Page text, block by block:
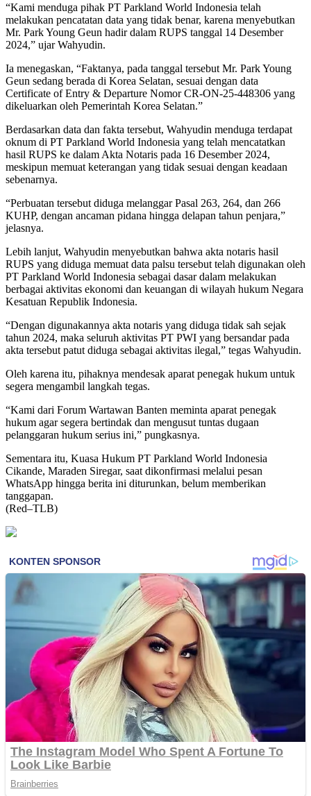
“Kami menduga pihak PT Parkland World Indonesia telah
melakukan pencatatan data yang tidak benar, karena menyebutkan
Mr. Park Young Geun hadir dalam RUPS tanggal 14 Desember
2024,” ujar Wahyudin.
Ia menegaskan, “Faktanya, pada tanggal tersebut Mr. Park Young
Geun sedang berada di Korea Selatan, sesuai dengan data
Certificate of Entry & Departure Nomor CR-ON-25-448306 yang
dikeluarkan oleh Pemerintah Korea Selatan.”
Berdasarkan data dan fakta tersebut, Wahyudin menduga terdapat
oknum di PT Parkland World Indonesia yang telah mencatatkan
hasil RUPS ke dalam Akta Notaris pada 16 Desember 2024,
meskipun memuat keterangan yang tidak sesuai dengan keadaan
sebenarnya.
“Perbuatan tersebut diduga melanggar Pasal 263, 264, dan 266
KUHP, dengan ancaman pidana hingga delapan tahun penjara,”
jelasnya.
Lebih lanjut, Wahyudin menyebutkan bahwa akta notaris hasil
RUPS yang diduga memuat data palsu tersebut telah digunakan oleh
PT Parkland World Indonesia sebagai dasar dalam melakukan
berbagai aktivitas ekonomi dan keuangan di wilayah hukum Negara
Kesatuan Republik Indonesia.
“Dengan digunakannya akta notaris yang diduga tidak sah sejak
tahun 2024, maka seluruh aktivitas PT PWI yang bersandar pada
akta tersebut patut diduga sebagai aktivitas ilegal,” tegas Wahyudin.
Oleh karena itu, pihaknya mendesak aparat penegak hukum untuk
segera mengambil langkah tegas.
“Kami dari Forum Wartawan Banten meminta aparat penegak
hukum agar segera bertindak dan mengusut tuntas dugaan
pelanggaran hukum serius ini,” pungkasnya.
Sementara itu, Kuasa Hukum PT Parkland World Indonesia
Cikande, Maraden Siregar, saat dikonfirmasi melalui pesan
WhatsApp hingga berita ini diturunkan, belum memberikan
tanggapan.
(Red–TLB)